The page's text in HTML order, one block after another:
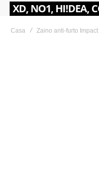
XD, NO1, HI!DEA,
Casa Zaino anti-furto